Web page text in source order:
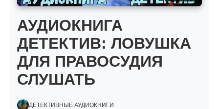
АУДИОКНИГА
ДЕТЕКТИВ: ЛОВУШКА
ДЛЯ ПРАВОСУДИЯ
СЛУШАТЬ
ДЕТЕКТИВНЫЕ АУДИОКНИГИ